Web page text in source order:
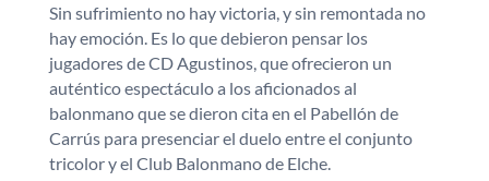
Sin sufrimiento no hay victoria, y sin remontada no
hay emoción. Es lo que debieron pensar los
jugadores de CD Agustinos, que ofrecieron un
auténtico espectáculo a los aficionados al
balonmano que se dieron cita en el Pabellón de
Carrús para presenciar el duelo entre el conjunto
tricolor y el Club Balonmano de Elche.